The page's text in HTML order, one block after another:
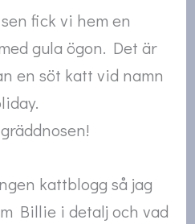
fick vi hem en
gula ögon. Det är
en söt katt vid namn
kattblogg så jag
Billie i detalj och vad